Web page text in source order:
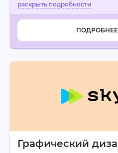
Графический